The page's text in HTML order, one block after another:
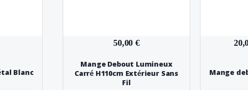
Blanc
50,00 €
Mange Debout Lumineux
Carré H110cm Extérieur Sans
Fil
Mange